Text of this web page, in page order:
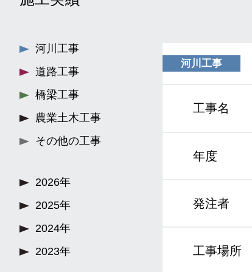
河川工事
道路工事
橋梁工事
農業土木工事
その他の工事
2026年
2025年
2024年
2023年
河川工事
工事名
年度
発注者
工事場所